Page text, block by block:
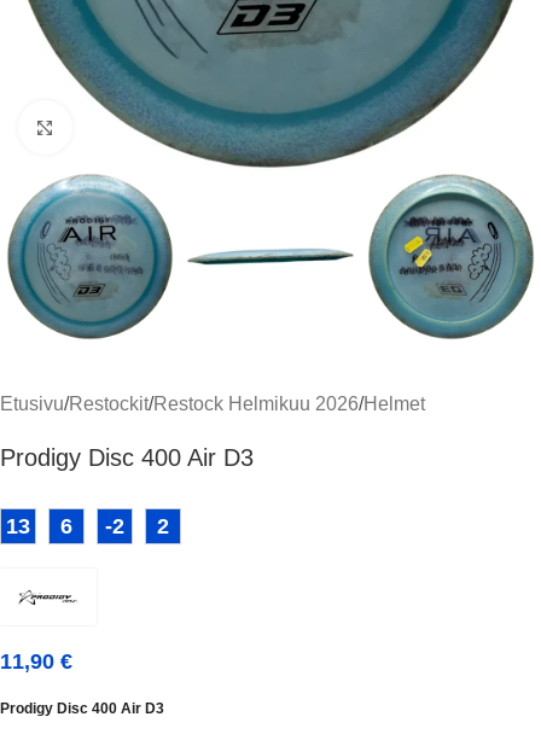
Klikkaa suuremmaksi
Etusivu/Restockit/Restock Helmikuu 2026/Helmet
Prodigy Disc 400 Air D3
13 6 -2 2
11,90 €
Prodigy Disc 400 Air D3